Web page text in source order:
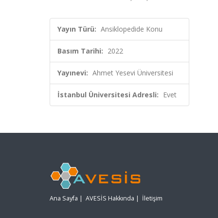
Yayın Türü: Ansiklopedide Konu
Basım Tarihi: 2022
Yayınevi: Ahmet Yesevi Üniversitesi
İstanbul Üniversitesi Adresli: Evet
Ana Sayfa | AVESİS Hakkında | İletişim